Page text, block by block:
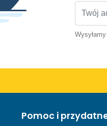
Pomoc i